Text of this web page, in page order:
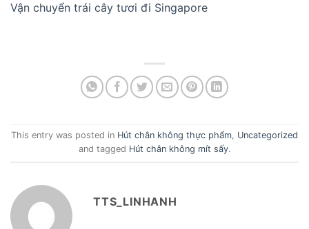
Vận chuyển trái cây tươi đi Singapore
This entry was posted in Hút chân không thực phẩm, Uncategorized
and tagged Hút chân không mít sấy.
TTS_LINHANH